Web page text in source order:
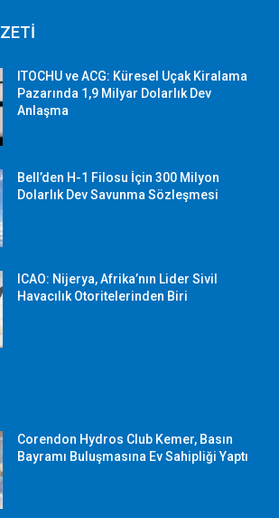
ITOCHU ve ACG: Küresel Uçak Kiralama
Pazarında 1,9 Milyar Dolarlık Dev
Anlaşma
Bell’den H-1 Filosu İçin 300 Milyon
Dolarlık Dev Savunma Sözleşmesi
ICAO: Nijerya, Afrika’nın Lider Sivil
Havacılık Otoritelerinden Biri
Corendon Hydros Club Kemer, Basın
Bayramı Buluşmasına Ev Sahipliği Yaptı